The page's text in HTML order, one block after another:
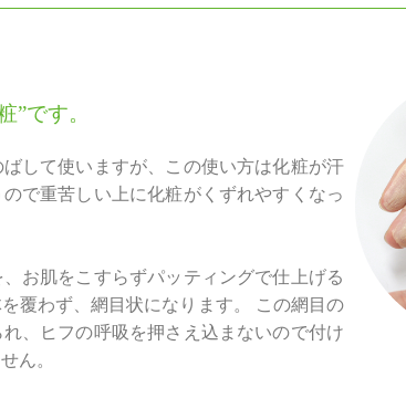
”です。
して使いますが、この使い方は化粧が汗
で重苦しい上に化粧がくずれやすくなっ
お肌をこすらずパッティングで仕上げる
覆わず、網目状になります。 この網目の
、ヒフの呼吸を押さえ込まないので付け
ん。